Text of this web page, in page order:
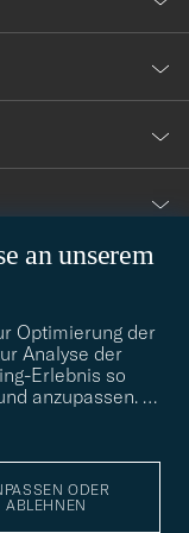
an unserem
Optimierung der
Analyse der
Erlebnis so
anzupassen. …
ODER
ABLEHNEN
persönlichen Stil?
weiter!